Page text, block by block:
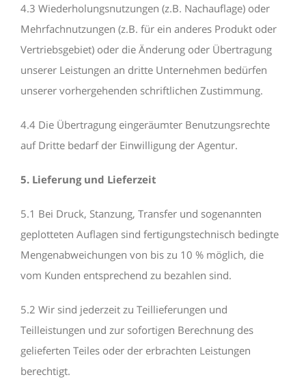
4.3 Wiederholungsnutzungen (z.B. Nachauflage) oder
Mehrfachnutzungen (z.B. für ein anderes Produkt oder
Vertriebsgebiet) oder die Änderung oder Übertragung
unserer Leistungen an dritte Unternehmen bedürfen
unserer vorhergehenden schriftlichen Zustimmung.
4.4 Die Übertragung eingeräumter Benutzungsrechte
auf Dritte bedarf der Einwilligung der Agentur.
5. Lieferung und Lieferzeit
5.1 Bei Druck, Stanzung, Transfer und sogenannten
geplotteten Auflagen sind fertigungstechnisch bedingte
Mengenabweichungen von bis zu 10 % möglich, die
vom Kunden entsprechend zu bezahlen sind.
5.2 Wir sind jederzeit zu Teillieferungen und
Teilleistungen und zur sofortigen Berechnung des
gelieferten Teiles oder der erbrachten Leistungen
berechtigt.